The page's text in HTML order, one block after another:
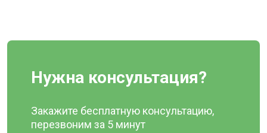
Нужна консультация?
Закажите бесплатную консультацию,
перезвоним за 5 минут